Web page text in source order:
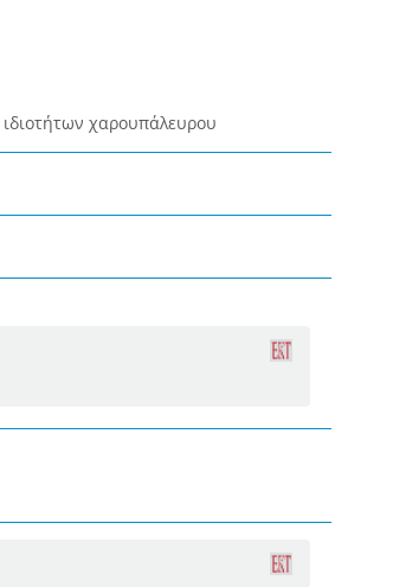
χαρουπάλευρου